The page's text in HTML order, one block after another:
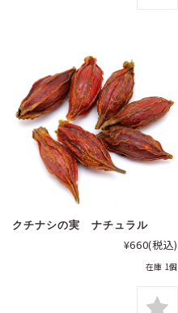
クチナシの実 ナチュラル
¥660(税込)
在庫 1個